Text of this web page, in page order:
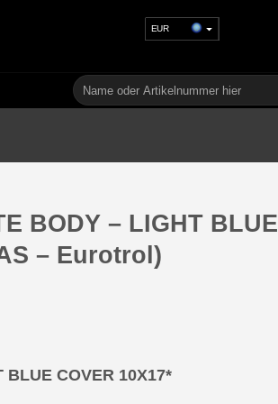
EUR
GBP
Suchen
nach:
BODY – LIGHT BLUE
– Eurotrol)
BLUE COVER 10X17*